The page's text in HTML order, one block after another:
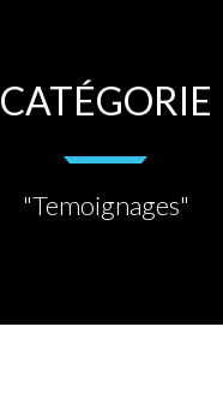
CATÉGORIE
"Temoignages"